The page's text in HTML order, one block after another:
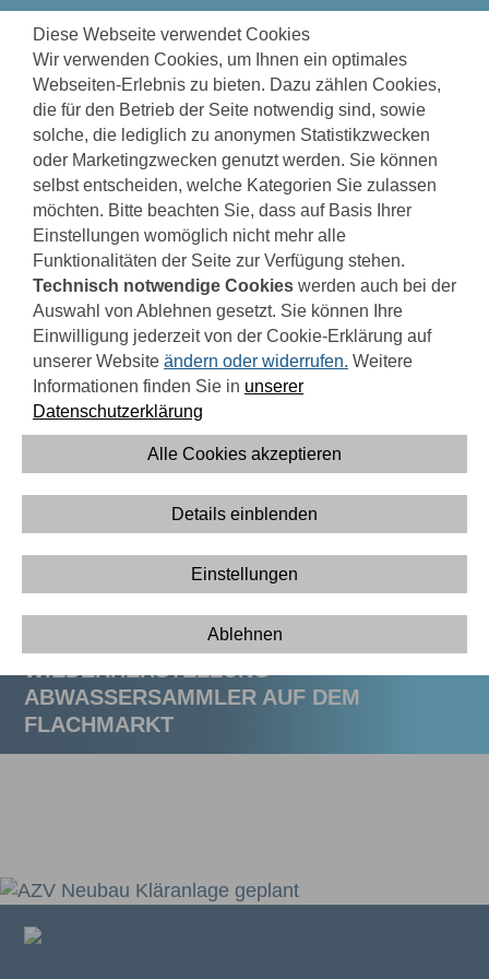
Diese Webseite verwendet Cookies
Wir verwenden Cookies, um Ihnen ein optimales
Webseiten-Erlebnis zu bieten. Dazu zählen Cookies,
die für den Betrieb der Seite notwendig sind, sowie
solche, die lediglich zu anonymen Statistikzwecken
oder Marketingzwecken genutzt werden. Sie können
selbst entscheiden, welche Kategorien Sie zulassen
möchten. Bitte beachten Sie, dass auf Basis Ihrer
Einstellungen womöglich nicht mehr alle
Funktionalitäten der Seite zur Verfügung stehen.
Technisch notwendige Cookies werden auch bei der
Auswahl von Ablehnen gesetzt. Sie können Ihre
Einwilligung jederzeit von der Cookie-Erklärung auf
unserer Website ändern oder widerrufen. Weitere
Informationen finden Sie in unserer
Datenschutzerklärung
Alle Cookies akzeptieren
Details einblenden
Einstellungen
Ablehnen
zum
Seiteninhalt
springen
zur
Navigation
springen
zur
Fußzeile
springen
FLUTKATASTROPHE 2021
PROVISORISCHER BETRIEB KA SINZIG
WIEDERAUFBAU SAMMLER
WIEDERAUFBAU SAMMLER
DÜKERBAU AHRQUERUNG SINZIG OST
SAMMLERVORVERLEGUNG
AHRTORPLATZ IN AHRWEILER
WIEDERHERSTELLUNG
ABWASSERSAMMLER AUF DEM
FLACHMARKT